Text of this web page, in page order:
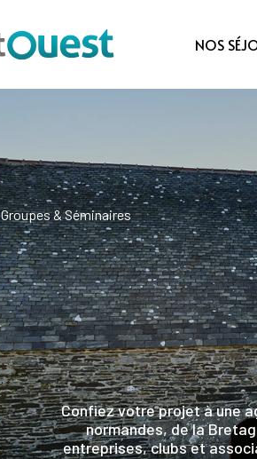
NOS
Groupes & Séminaires
Confiez votre projet à une
normandes, de la
entreprises, clubs et